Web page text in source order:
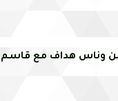
بن وناس هداف مع قاسم